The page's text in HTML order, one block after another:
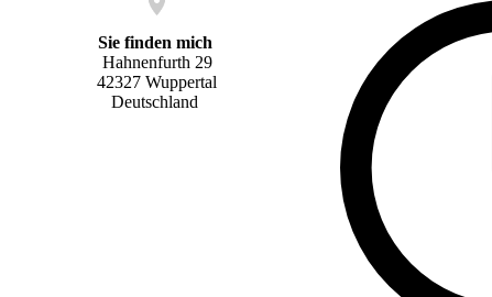
Sie finden mich
Hahnenfurth 29
42327 Wuppertal
Deutschland